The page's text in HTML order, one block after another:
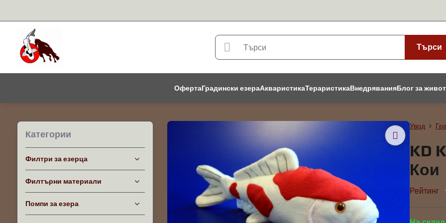
Търси
ОфертаГрадински езераАкваристикаТераристикаВнедряванияБлог за
Увод
KD
Кои
Рейтинг
Категории
Филтри за езерца
Филтърни материали
Помпи за езера